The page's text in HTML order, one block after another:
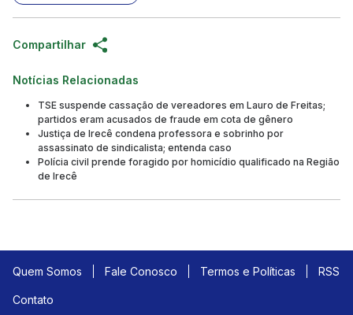
Compartilhar
Notícias Relacionadas
TSE suspende cassação de vereadores em Lauro de Freitas;
partidos eram acusados de fraude em cota de gênero
Justiça de Irecê condena professora e sobrinho por
assassinato de sindicalista; entenda caso
Polícia civil prende foragido por homicídio qualificado na Região
de Irecê
Quem Somos Fale Conosco Termos e Políticas RSS
Contato